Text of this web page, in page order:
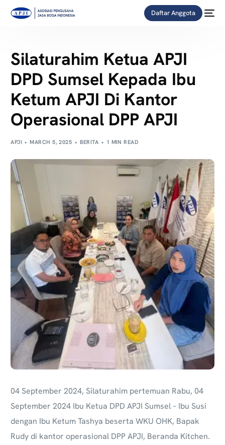
Daftar Anggota
Silaturahim Ketua APJI
DPD Sumsel Kepada Ibu
Ketum APJI Di Kantor
Operasional DPP APJI
APJI MARCH 5, 2025 BERITA 1 MIN READ
04 September 2024, Silaturahim pertemuan Rabu, 04
September 2024 Ibu Ketua DPD APJI Sumsel – Ibu Susi
dengan Ibu Ketum Tashya beserta WKU OHK, Bapak
Rudy di kantor operasional DPP APJI, Beranda Kitchen.